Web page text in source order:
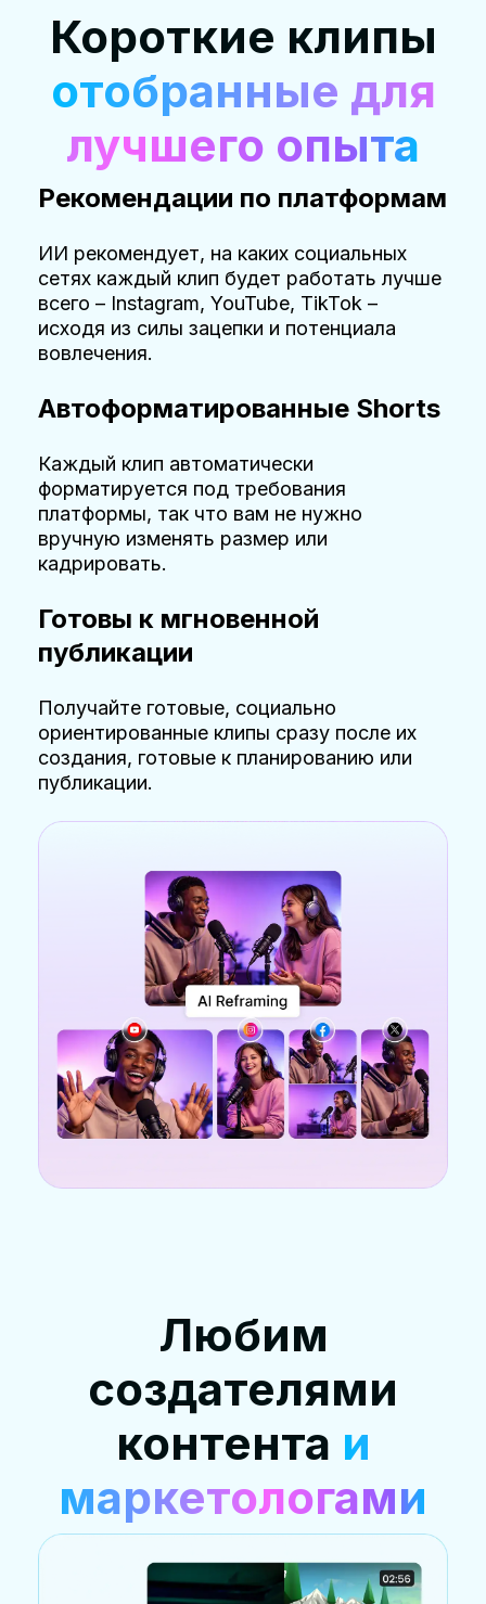
Короткие клипы
отобранные для
лучшего опыта
Рекомендации по платформам
ИИ рекомендует, на каких социальных
сетях каждый клип будет работать лучше
всего – Instagram, YouTube, TikTok –
исходя из силы зацепки и потенциала
вовлечения.
Автоформатированные Shorts
Каждый клип автоматически
форматируется под требования
платформы, так что вам не нужно
вручную изменять размер или
кадрировать.
Готовы к мгновенной
публикации
Получайте готовые, социально
ориентированные клипы сразу после их
создания, готовые к планированию или
публикации.
Любим
создателями
контента и
маркетологами